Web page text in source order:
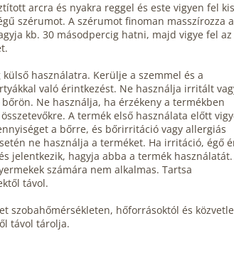
arcra és nyakra reggel és este vigyen fel kis
szérumot. A szérumot finoman masszírozza a
kb. 30 másodpercig hatni, majd vigye fel az
külső használatra. Kerülje a szemmel és a
való érintkezést. Ne használja irritált
Ne használja, ha érzékeny a termékben
A termék első használata előtt
a bőrre, és bőrirritáció vagy allergiás
ne használja a terméket. Ha irritáció, égő
jelentkezik, hagyja abba a termék használatát.
számára nem alkalmas. Tartsa
távol.
szobahőmérsékleten, hőforrásoktól és
távol tárolja.